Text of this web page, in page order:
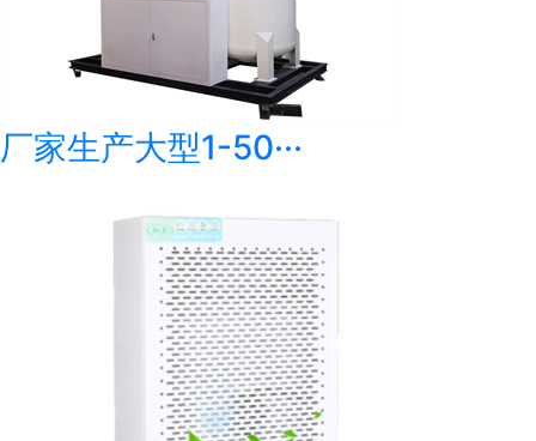
厂家生产大型1-50···